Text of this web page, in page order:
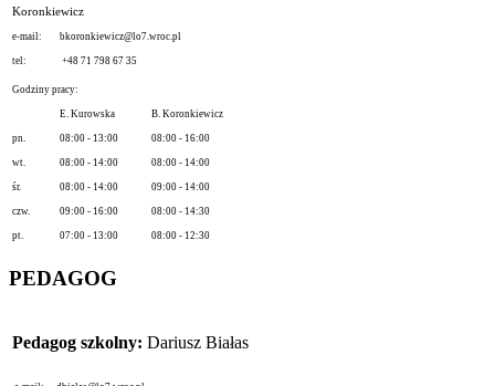
Koronkiewicz
e-mail: bkoronkiewicz@lo7.wroc.pl
tel: +48 71 798 67 35
Godziny pracy:
E. Kurowska B. Koronkiewicz
pn. 08:00 - 13:00 08:00 - 16:00
wt. 08:00 - 14:00 08:00 - 14:00
śr. 08:00 - 14:00 09:00 - 14:00
czw. 09:00 - 16:00 08:00 - 14:30
pt. 07:00 - 13:00 08:00 - 12:30
PEDAGOG
Pedagog szkolny: Dariusz Białas